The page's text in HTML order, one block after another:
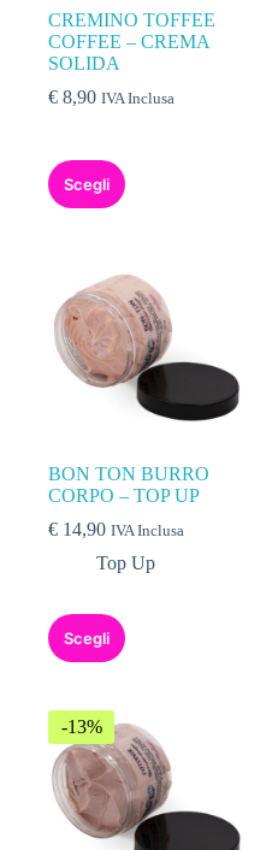
CREMINO TOFFEE
COFFEE – CREMA
SOLIDA
€ 8,90 IVA Inclusa
Scegli
BON TON BURRO
CORPO – TOP UP
€ 14,90 IVA Inclusa
Top Up
Scegli
-13%